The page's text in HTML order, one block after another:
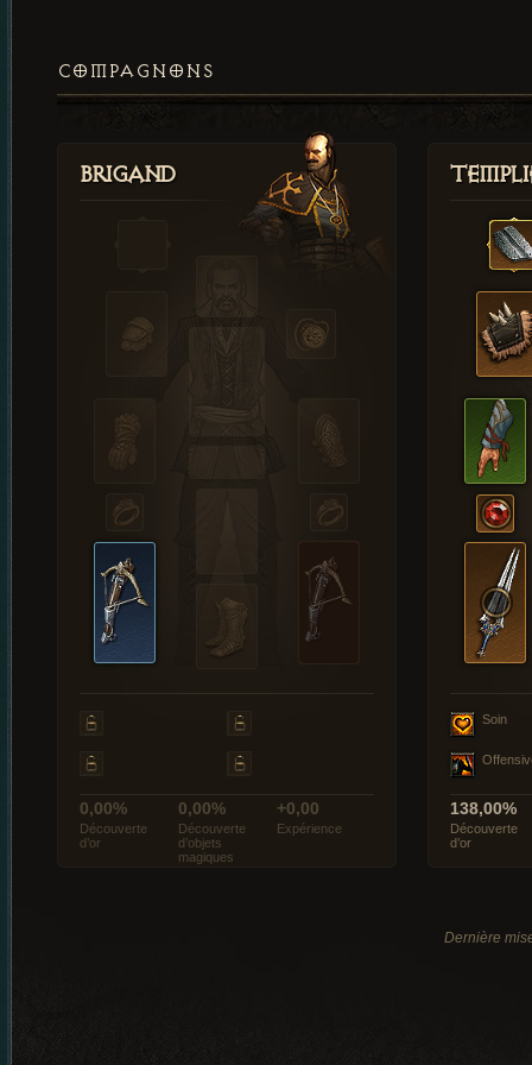
COMPAGNONS
Brigand
0,00%
Découverte
d’or
0,00%
Découverte
d’objets
magiques
+0,00
Expérience
Soin
138,00%
Découverte
d’or
Dernière